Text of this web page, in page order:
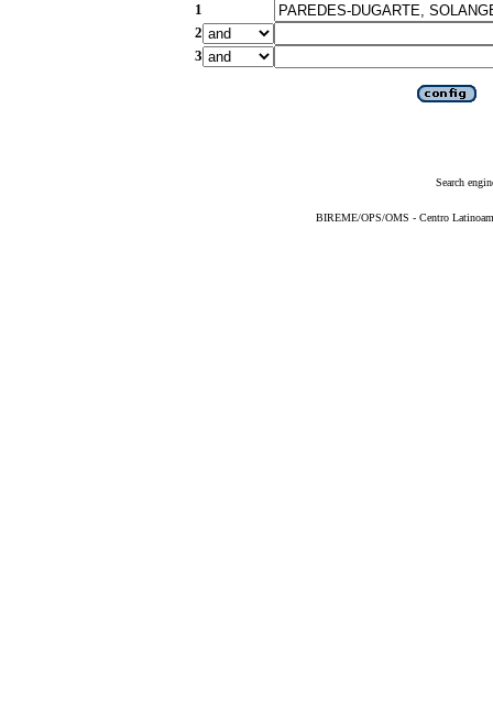
1
2
3
Search
BIREME/OPS/OMS - Centro